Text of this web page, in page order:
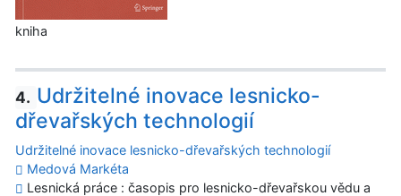
kniha
4. Udržitelné inovace lesnicko-
dřevařských technologií
Udržitelné inovace lesnicko-dřevařských technologií
Medová Markéta
Lesnická práce : časopis pro lesnicko-dřevařskou vědu a